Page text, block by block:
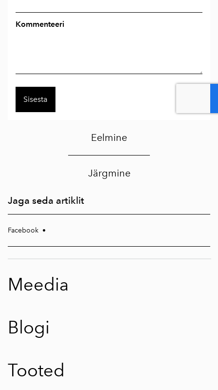
Kommenteeri
Eelmine
Järgmine
Jaga seda artiklit
Facebook •
Meedia
Blogi
Tooted